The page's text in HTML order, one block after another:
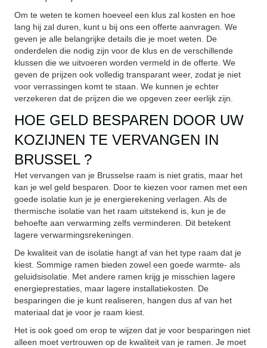
Om te weten te komen hoeveel een klus zal kosten en hoe
lang hij zal duren, kunt u bij ons een offerte aanvragen. We
geven je alle belangrijke details die je moet weten. De
onderdelen die nodig zijn voor de klus en de verschillende
klussen die we uitvoeren worden vermeld in de offerte. We
geven de prijzen ook volledig transparant weer, zodat je niet
voor verrassingen komt te staan. We kunnen je echter
verzekeren dat de prijzen die we opgeven zeer eerlijk zijn.
HOE GELD BESPAREN DOOR UW
KOZIJNEN TE VERVANGEN IN
BRUSSEL ?
Het vervangen van je Brusselse raam is niet gratis, maar het
kan je wel geld besparen. Door te kiezen voor ramen met een
goede isolatie kun je je energierekening verlagen. Als de
thermische isolatie van het raam uitstekend is, kun je de
behoefte aan verwarming zelfs verminderen. Dit betekent
lagere verwarmingsrekeningen.
De kwaliteit van de isolatie hangt af van het type raam dat je
kiest. Sommige ramen bieden zowel een goede warmte- als
geluidsisolatie. Met andere ramen krijg je misschien lagere
energieprestaties, maar lagere installatiekosten. De
besparingen die je kunt realiseren, hangen dus af van het
materiaal dat je voor je raam kiest.
Het is ook goed om erop te wijzen dat je voor besparingen niet
alleen moet vertrouwen op de kwaliteit van je ramen. Je moet